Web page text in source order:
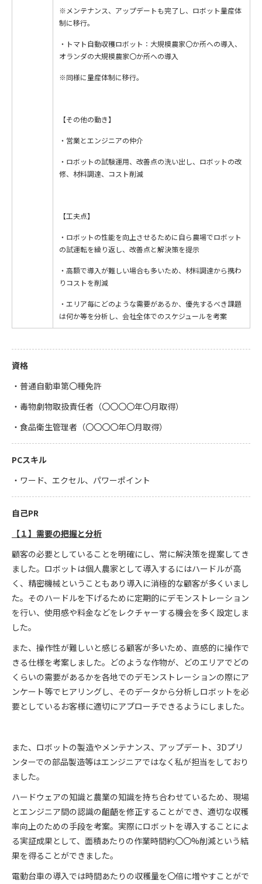
※メンテナンス、アップデートも完了し、ロボット量産体
制に移行。
・トマト自動収穫ロボット：大規模農家〇か所への導入、
オランダの大規模農家〇か所への導入
※同様に量産体制に移行。
【その他の動き】
・営業とエンジニアの仲介
・ロボットの試験運用、改善点の洗い出し、ロボットの改
修、材料調達、コスト削減
【工夫点】
・ロボットの性能を向上させるために自ら農場でロボット
の試運転を繰り返し、改善点と解決策を提示
・高額で導入が難しい場合も多いため、材料調達から携わ
りコストを削減
・エリア毎にどのような需要があるか、優先するべき課題
は何か等を分析し、会社全体でのスケジュールを考案
資格
・普通自動車第〇種免許
・毒物劇物取扱責任者（〇〇〇〇年〇月取得）
・食品衛生管理者（〇〇〇〇年〇月取得）
PCスキル
・ワード、エクセル、パワーポイント
自己PR
【１】需要の把握と分析
顧客の必要としていることを明確にし、常に解決策を提案してき
ました。ロボットは個人農家として導入するにはハードルが高
く、精密機械ということもあり導入に消極的な顧客が多くいまし
た。そのハードルを下げるために定期的にデモンストレーション
を行い、使用感や料金などをレクチャーする機会を多く設定しま
した。
また、操作性が難しいと感じる顧客が多いため、直感的に操作で
きる仕様を考案しました。どのような作物が、どのエリアでどの
くらいの需要があるかを各地でのデモンストレーションの際にア
ンケート等でヒアリングし、そのデータから分析しロボットを必
要としているお客様に適切にアプローチできるようにしました。
また、ロボットの製造やメンテナンス、アップデート、3Dプリ
ンターでの部品製造等はエンジニアではなく私が担当をしており
ました。
ハードウェアの知識と農業の知識を持ち合わせているため、現場
とエンジニア間の認識の齟齬を修正することができ、適切な収穫
率向上のための手段を考案。実際にロボットを導入することによ
る実証成果として、面積あたりの作業時間約〇〇%削減という結
果を得ることができました。
電動台車の導入では時間あたりの収穫量を〇倍に増やすことがで